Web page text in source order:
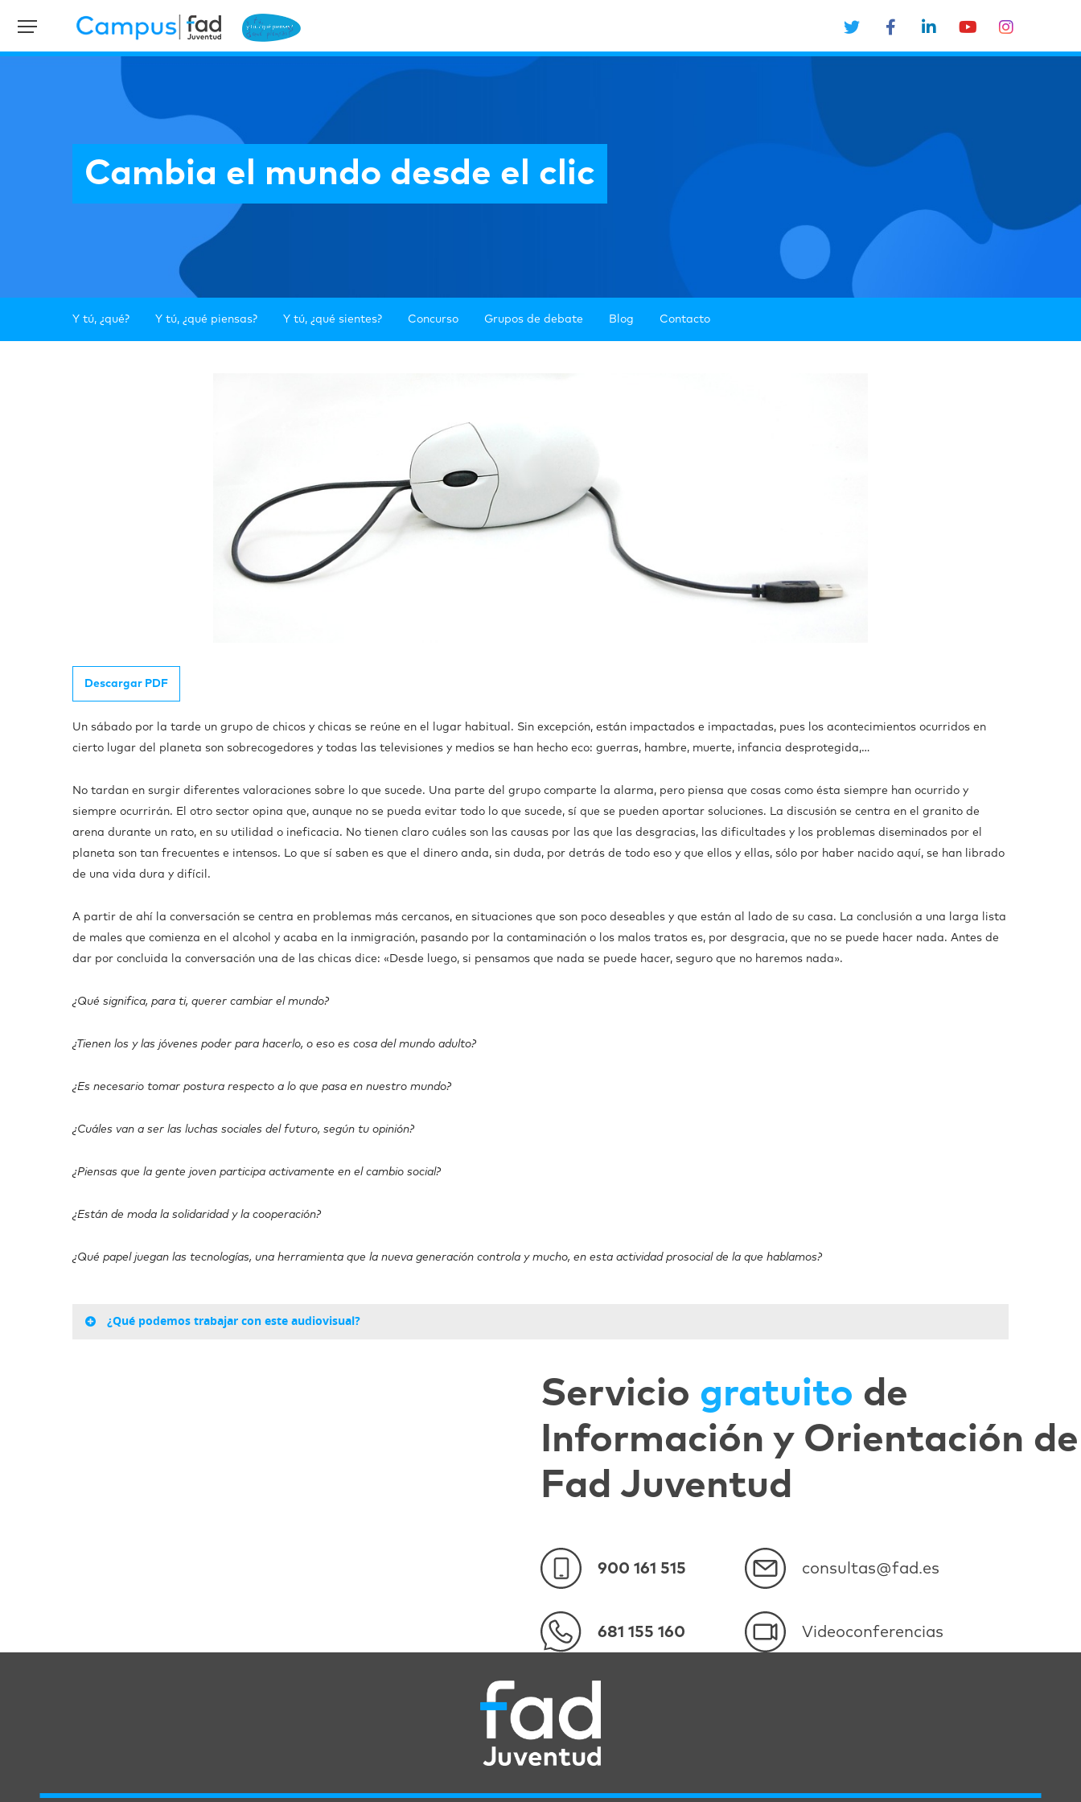
Cambia el mundo desde el clic
Y tú, ¿qué? Y tú, ¿qué piensas? Y tú, ¿qué sientes? Concurso Grupos de debate Blog Contacto
Descargar PDF
Un sábado por la tarde un grupo de chicos y chicas se reúne en el lugar habitual. Sin excepción, están impactados e impactadas, pues los acontecimientos ocurridos en
cierto lugar del planeta son sobrecogedores y todas las televisiones y medios se han hecho eco: guerras, hambre, muerte, infancia desprotegida,…
No tardan en surgir diferentes valoraciones sobre lo que sucede. Una parte del grupo comparte la alarma, pero piensa que cosas como ésta siempre han ocurrido y
siempre ocurrirán. El otro sector opina que, aunque no se pueda evitar todo lo que sucede, sí que se pueden aportar soluciones. La discusión se centra en el granito de
arena durante un rato, en su utilidad o ineficacia. No tienen claro cuáles son las causas por las que las desgracias, las dificultades y los problemas diseminados por el
planeta son tan frecuentes e intensos. Lo que sí saben es que el dinero anda, sin duda, por detrás de todo eso y que ellos y ellas, sólo por haber nacido aquí, se han librado
de una vida dura y difícil.
A partir de ahí la conversación se centra en problemas más cercanos, en situaciones que son poco deseables y que están al lado de su casa. La conclusión a una larga lista
de males que comienza en el alcohol y acaba en la inmigración, pasando por la contaminación o los malos tratos es, por desgracia, que no se puede hacer nada. Antes de
dar por concluida la conversación una de las chicas dice: «Desde luego, si pensamos que nada se puede hacer, seguro que no haremos nada».
¿Qué significa, para ti, querer cambiar el mundo?
¿Tienen los y las jóvenes poder para hacerlo, o eso es cosa del mundo adulto?
¿Es necesario tomar postura respecto a lo que pasa en nuestro mundo?
¿Cuáles van a ser las luchas sociales del futuro, según tu opinión?
¿Piensas que la gente joven participa activamente en el cambio social?
¿Están de moda la solidaridad y la cooperación?
¿Qué papel juegan las tecnologías, una herramienta que la nueva generación controla y mucho, en esta actividad prosocial de la que hablamos?
¿Qué podemos trabajar con este audiovisual?
Servicio gratuito de
Información y Orientación de
Fad Juventud
900 161 515 consultas@fad.es
681 155 160 Videoconferencias